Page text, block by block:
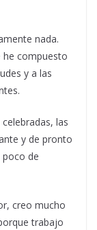
nada.
he compuesto
y a las
las
y de pronto
de
creo mucho
trabajo